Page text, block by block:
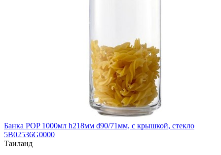
Банка POP 1000мл h218мм d90/71мм, с крышкой, стекло
5B02536G0000
Таиланд